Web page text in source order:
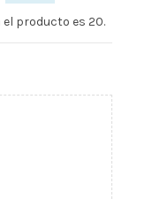
producto es 20.